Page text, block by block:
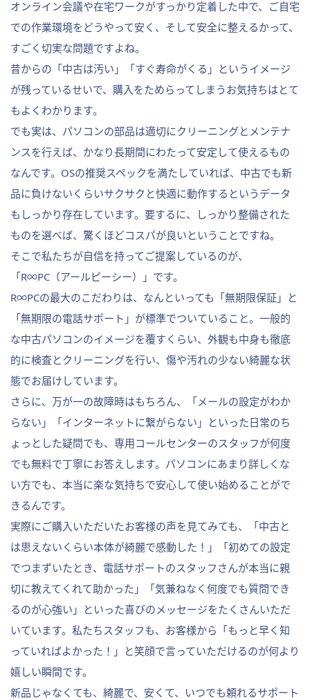
オンライン会議や在宅ワークがすっかり定着した中で、ご自宅
での作業環境をどうやって安く、そして安全に整えるかって、
すごく切実な問題ですよね。
昔からの「中古は汚い」「すぐ寿命がくる」というイメージ
が残っているせいで、購入をためらってしまうお気持ちはとて
もよくわかります。
でも実は、パソコンの部品は適切にクリーニングとメンテナ
ンスを行えば、かなり長期間にわたって安定して使えるもの
なんです。OSの推奨スペックを満たしていれば、中古でも新
品に負けないくらいサクサクと快適に動作するというデータ
もしっかり存在しています。要するに、しっかり整備された
ものを選べば、驚くほどコスパが良いということですね。
そこで私たちが自信を持ってご提案しているのが、
「R∞PC（アールピーシー）」です。
R∞PCの最大のこだわりは、なんといっても「無期限保証」と
「無期限の電話サポート」が標準でついていること。一般的
な中古パソコンのイメージを覆すくらい、外観も中身も徹底
的に検査とクリーニングを行い、傷や汚れの少ない綺麗な状
態でお届けしています。
さらに、万が一の故障時はもちろん、「メールの設定がわか
らない」「インターネットに繋がらない」といった日常のち
ょっとした疑問でも、専用コールセンターのスタッフが何度
でも無料で丁寧にお答えします。パソコンにあまり詳しくな
い方でも、本当に楽な気持ちで安心して使い始めることがで
きるんです。
実際にご購入いただいたお客様の声を見てみても、「中古と
は思えないくらい本体が綺麗で感動した！」「初めての設定
でつまずいたとき、電話サポートのスタッフさんが本当に親
切に教えてくれて助かった」「気兼ねなく何度でも質問でき
るのが心強い」といった喜びのメッセージをたくさんいただ
いています。私たちスタッフも、お客様から「もっと早く知
っていればよかった！」と笑顔で言っていただけるのが何より
嬉しい瞬間です。
新品じゃなくても、綺麗で、安くて、いつでも頼れるサポート